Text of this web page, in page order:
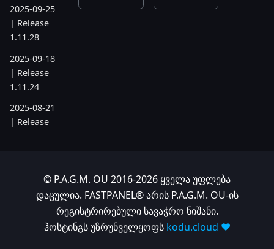
2025-09-25
| Release
1.11.28
2025-09-18
| Release
1.11.24
2025-08-21
| Release
| Release
© P.A.G.M. OU 2016-2026 ყველა უფლება
დაცულია. FASTPANEL® არის P.A.G.M. OU-ის
რეგისტრირებული სავაჭრო ნიშანი.
ჰოსტინგს უზრუნველყოფს kodu.cloud ❤️